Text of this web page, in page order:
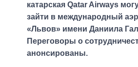
катарская Qatar Airways
зайти в международный
«Львов» имени Даниила
Переговоры о
анонсированы.